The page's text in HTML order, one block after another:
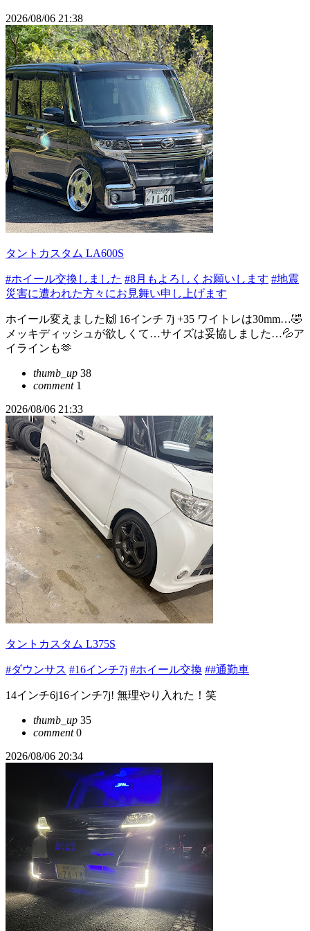
2026/08/06 21:38
タントカスタム LA600S
#ホイール交換しました #8月もよろしくお願いします #地震
災害に遭われた方々にお見舞い申し上げます
ホイール変えました🙌 16インチ 7j +35 ワイトレは30mm…🤣
メッキディッシュが欲しくて…サイズは妥協しました…💦ア
イラインも🫶
thumb_up 38
comment1
2026/08/06 21:33
タントカスタム L375S
#ダウンサス #16インチ7j #ホイール交換 ##通勤車
14インチ6j16インチ7j! 無理やり入れた！笑
thumb_up 35
comment0
2026/08/06 20:34